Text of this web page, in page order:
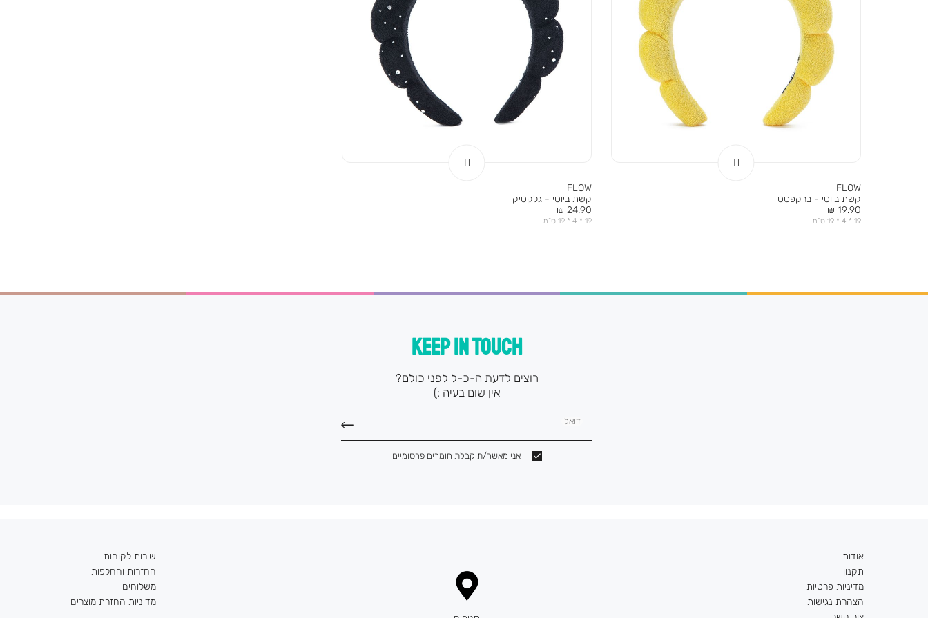
FLOW
קשת ביוטי - ברקפסט
מחיר
מוצר
19.90 ₪
19 * 4 * 19 ס”מ
FLOW
קשת ביוטי - גלקטיק
מחיר
מוצר
24.90 ₪
19 * 4 * 19 ס”מ
KEEP IN TOUCH
רוצים לדעת ה-כ-ל לפני כולם?
אין שום בעיה :)
דואל
אני מאשר/ת קבלת חומרים פרסומיים
אודות
תקנון
מדיניות פרטיות
הצהרת נגישות
שירות לקוחות
החזרות והחלפות
משלוחים
מדיניות החזרת מוצרים